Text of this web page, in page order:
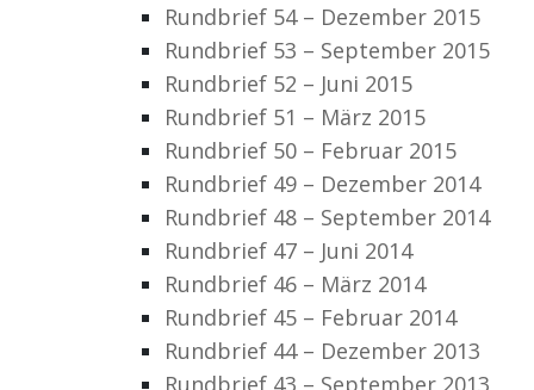
Rundbrief 54 – Dezember 2015
Rundbrief 53 – September 2015
Rundbrief 52 – Juni 2015
Rundbrief 51 – März 2015
Rundbrief 50 – Februar 2015
Rundbrief 49 – Dezember 2014
Rundbrief 48 – September 2014
Rundbrief 47 – Juni 2014
Rundbrief 46 – März 2014
Rundbrief 45 – Februar 2014
Rundbrief 44 – Dezember 2013